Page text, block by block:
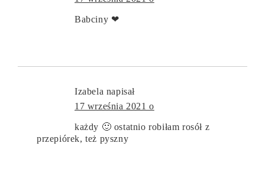
Babciny ❤
Izabela napisał
17 września 2021 o
każdy 🙂 ostatnio robiłam rosół z
przepiórek, też pyszny